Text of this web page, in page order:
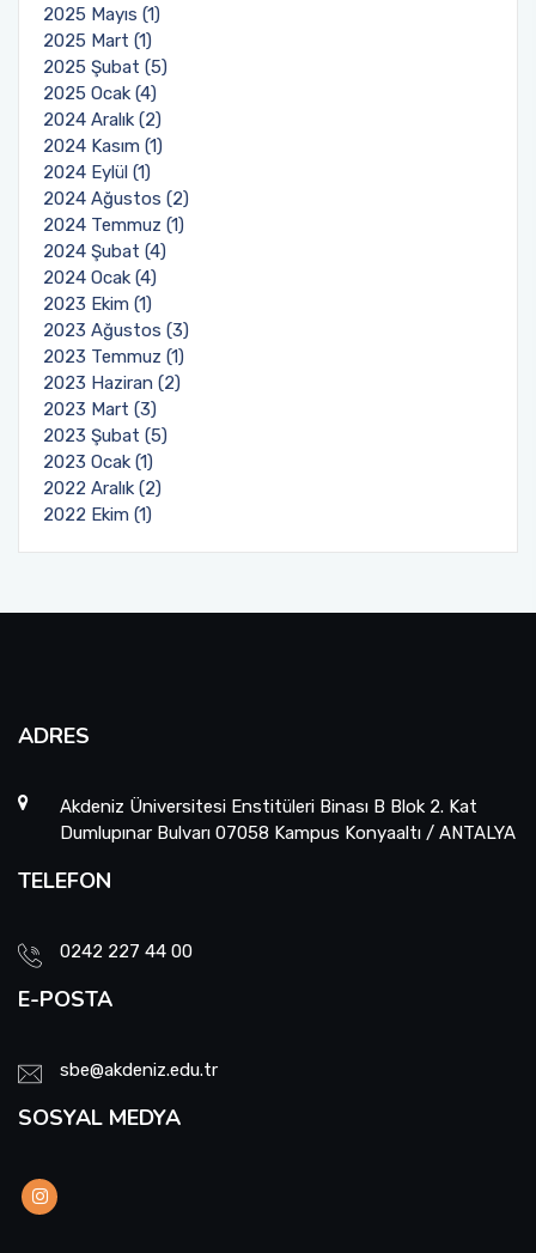
2025 Mayıs (1)
2025 Mart (1)
2025 Şubat (5)
2025 Ocak (4)
2024 Aralık (2)
2024 Kasım (1)
2024 Eylül (1)
2024 Ağustos (2)
2024 Temmuz (1)
2024 Şubat (4)
2024 Ocak (4)
2023 Ekim (1)
2023 Ağustos (3)
2023 Temmuz (1)
2023 Haziran (2)
2023 Mart (3)
2023 Şubat (5)
2023 Ocak (1)
2022 Aralık (2)
2022 Ekim (1)
ADRES
Akdeniz Üniversitesi Enstitüleri Binası B Blok 2. Kat
Dumlupınar Bulvarı 07058 Kampus Konyaaltı / ANTALYA
TELEFON
0242 227 44 00
E-POSTA
sbe@akdeniz.edu.tr
SOSYAL MEDYA